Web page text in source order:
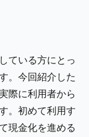
ている方にとっ
。今回紹介した
際に利用者から
。初めて利用す
現金化を進める